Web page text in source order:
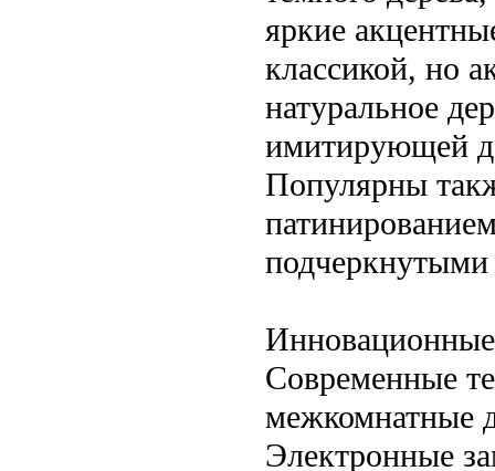
яркие
классикой, но
натуральное
имитирующей
Популярны
подчеркнутыми
Современные
межкомнатные
Электронные